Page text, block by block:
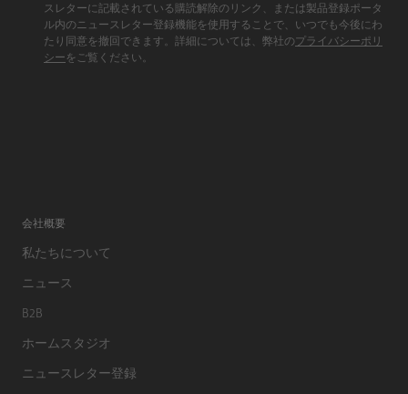
スレターに記載されている購読解除のリンク、または製品登録ポータ
ル内のニュースレター登録機能を使用することで、いつでも今後にわ
たり同意を撤回できます。詳細については、弊社のプライバシーポリ
シー をご覧ください。
会社概要
私たちについて
ニュース
B2B
ホームスタジオ
ニュースレター登録